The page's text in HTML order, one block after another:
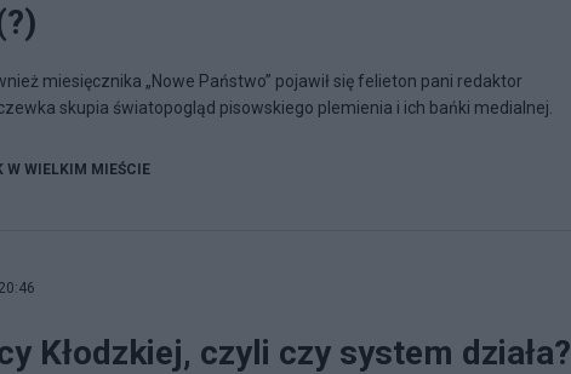
miesięcznika „Nowe Państwo” pojawił się felieton pani redaktor
skupia światopogląd pisowskiego plemienia i ich bańki medialnej.
W WIELKIM MIEŚCIE
Kłodzkiej, czyli czy system działa?